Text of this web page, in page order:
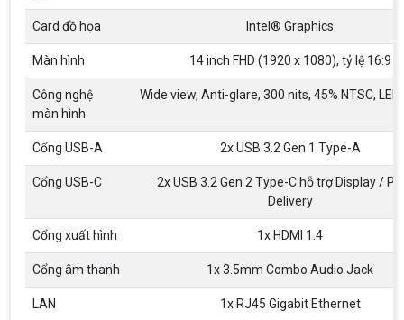
Card đồ họa Intel® Graphics
Màn hình 14 inch FHD (1920 x 1080), tỷ lệ 16:9
Công nghệ
màn hình
Wide view, Anti-glare, 300 nits, 45% NTSC,
Cổng USB-A 2x USB 3.2 Gen 1 Type-A
Cổng USB-C
2x USB 3.2 Gen 2 Type-C hỗ trợ Display /
Delivery
Cổng xuất hình 1x HDMI 1.4
Cổng âm thanh 1x 3.5mm Combo Audio Jack
LAN 1x RJ45 Gigabit Ethernet
Top 18 tựa game PC huyền thoại gắn liền
Top 18 tựa game PC huyền thoại gắn liền với tuổi
thơ của game thủ Việt vào những năm 2000
Hãng ASRock Công Bố 2 dòng Card Đồ
Họa AMD Radeon™ RX 6600 XT
ASRock Công Bố Series Cạc Đồ Họa AMD
Game 1080p Tối Ưu
Nên Hay Không Dùng Tivi Thay Cho Màn